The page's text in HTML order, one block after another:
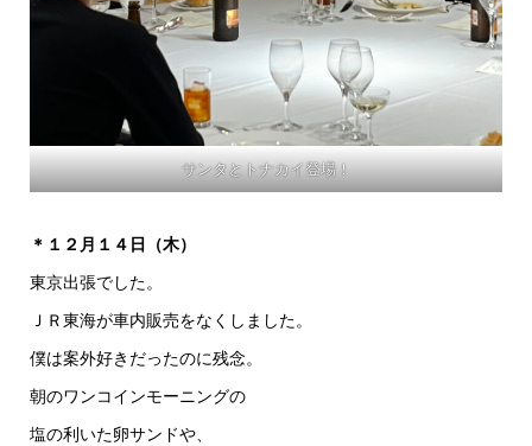
サンタとトナカイ登場！
＊１２月１４日（木）
東京出張でした。
ＪＲ東海が車内販売をなくしました。
僕は案外好きだったのに残念。
朝のワンコインモーニングの
塩の利いた卵サンドや、